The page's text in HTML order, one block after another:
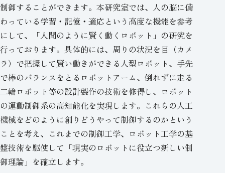
制御することができます。本研究室では、人の脳に備
わっている学習・記憶・適応という高度な機能を参考
にして、「人間のように賢く動くロボット」の研究を
行っております。具体的には、周りの状況を目（カメ
ラ）で把握して賢い動きができる人型ロボット、手先
で棒のバランスをとるロボットアーム、倒れずに走る
二輪ロボット等の設計製作の技術を修得し、ロボット
の運動制御系の高知能化を実現します。これらの人工
機械をどのように創りどうやって制御するのかという
ことを考え、これまでの制御工学、ロボット工学の基
盤技術を駆使して「現実のロボットに役立つ新しい制
御理論」を確立します。